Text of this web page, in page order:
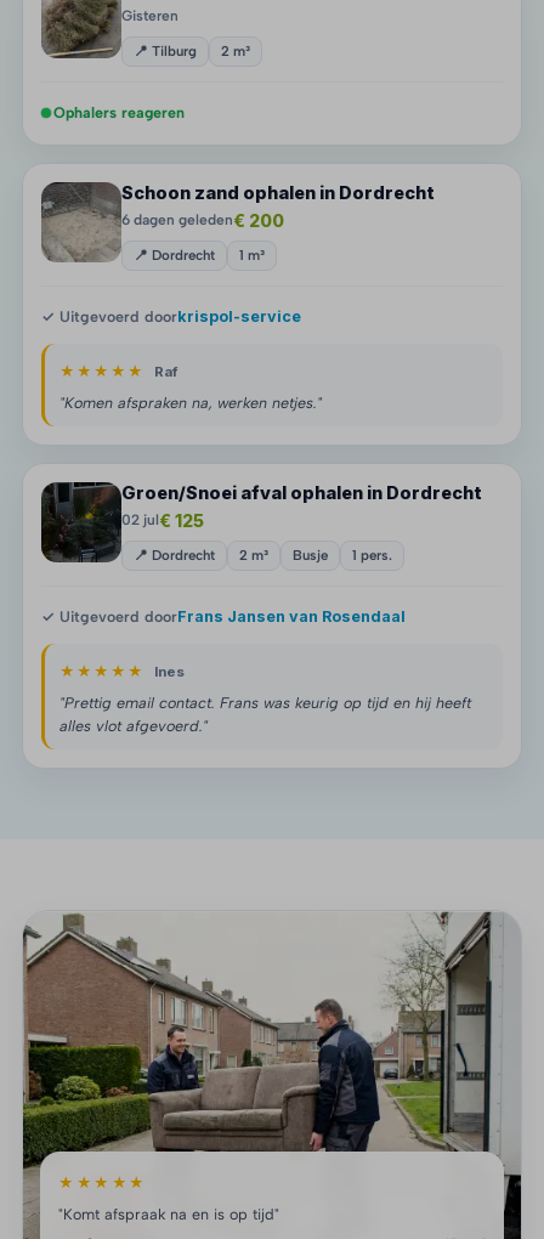
Gisteren
📍 Tilburg 2 m³
Ophalers reageren
Schoon zand ophalen in Dordrecht
6 dagen geleden€ 200
📍 Dordrecht 1 m³
✓ Uitgevoerd doorkrispol-service
★★★★★ Raf
"Komen afspraken na, werken netjes."
Groen/Snoei afval ophalen in Dordrecht
02 jul€ 125
📍 Dordrecht 2 m³ Busje 1 pers.
✓ Uitgevoerd doorFrans Jansen van Rosendaal
★★★★★ Ines
"Prettig email contact. Frans was keurig op tijd en hij heeft
alles vlot afgevoerd."
★★★★★
"Komt afspraak na en is op tijd"